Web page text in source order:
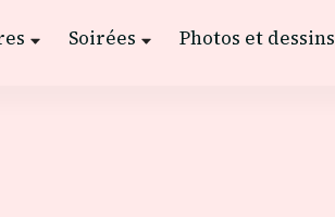
Soirées Photos et dessins